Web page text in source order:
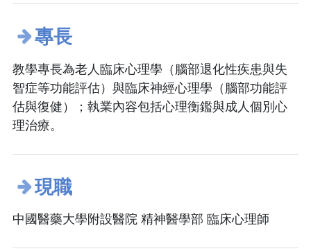
專長
教學專長為老人臨床心理學（腦部退化性疾患與失
智症等功能評估）與臨床神經心理學（腦部功能評
估與復健）；執業內容包括心理衡鑑與成人個別心
理治療。
現職
中國醫藥大學附設醫院 精神醫學部 臨床心理師